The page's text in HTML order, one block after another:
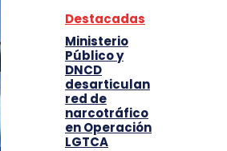
Destacadas
Ministerio
Público y
DNCD
desarticulan
red de
narcotráfico
en Operación
LGTCA